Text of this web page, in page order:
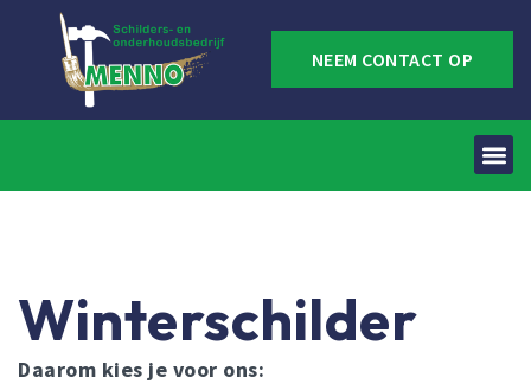
NEEM CONTACT OP
Winterschilder
Daarom kies je voor ons: